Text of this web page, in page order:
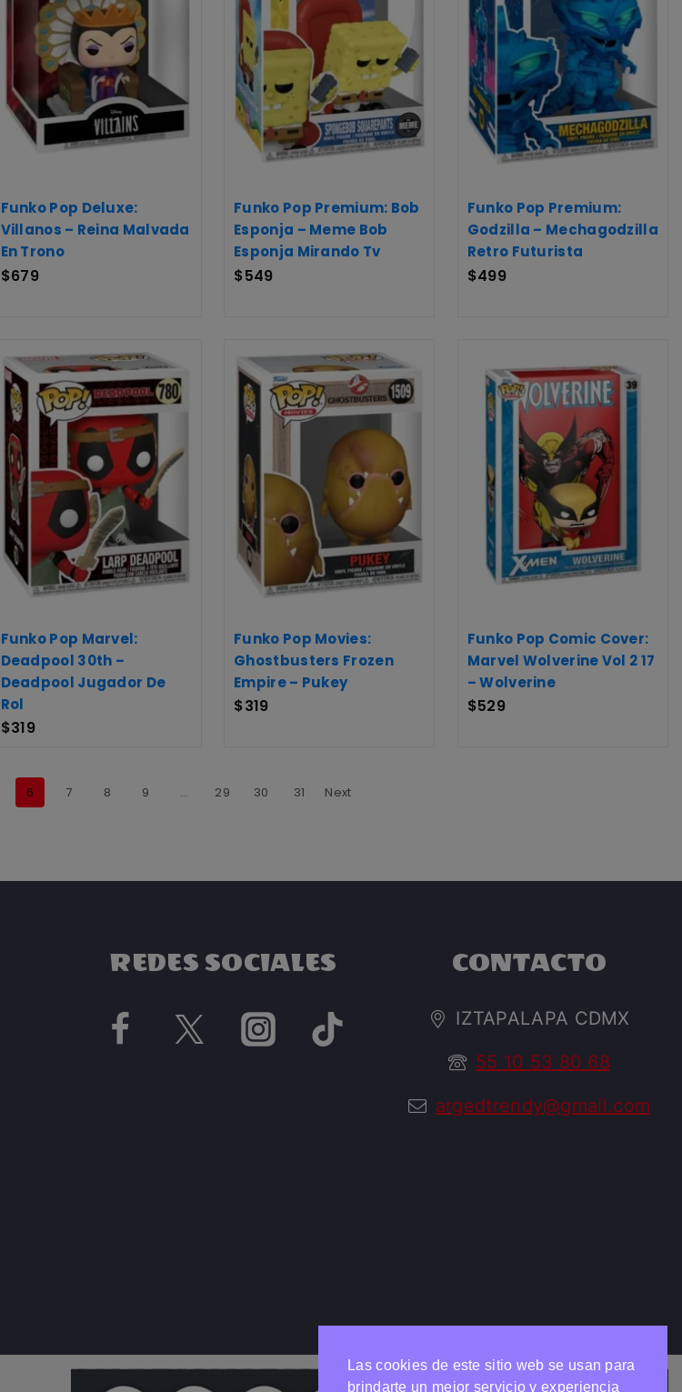
Funko Pop Deluxe:
Villanos – Reina Malvada
En Trono
$679
Funko Pop Premium: Bob
Esponja – Meme Bob
Esponja Mirando Tv
$549
Funko Pop Premium:
Godzilla – Mechagodzilla
Retro Futurista
$499
Funko Pop Marvel:
Deadpool 30th –
Deadpool Jugador De
Rol
$319
Funko Pop Movies:
Ghostbusters Frozen
Empire – Pukey
$319
Funko Pop Comic Cover:
Marvel Wolverine Vol 2 17
– Wolverine
$529
6 7 8 9 … 29 30 31 Next
REDES SOCIALES CONTACTO
IZTAPALAPA CDMX
55 10 53 80 68
argedtrendy@gmail.com
Las cookies de este sitio web se usan para
brindarte un mejor servicio y experiencia